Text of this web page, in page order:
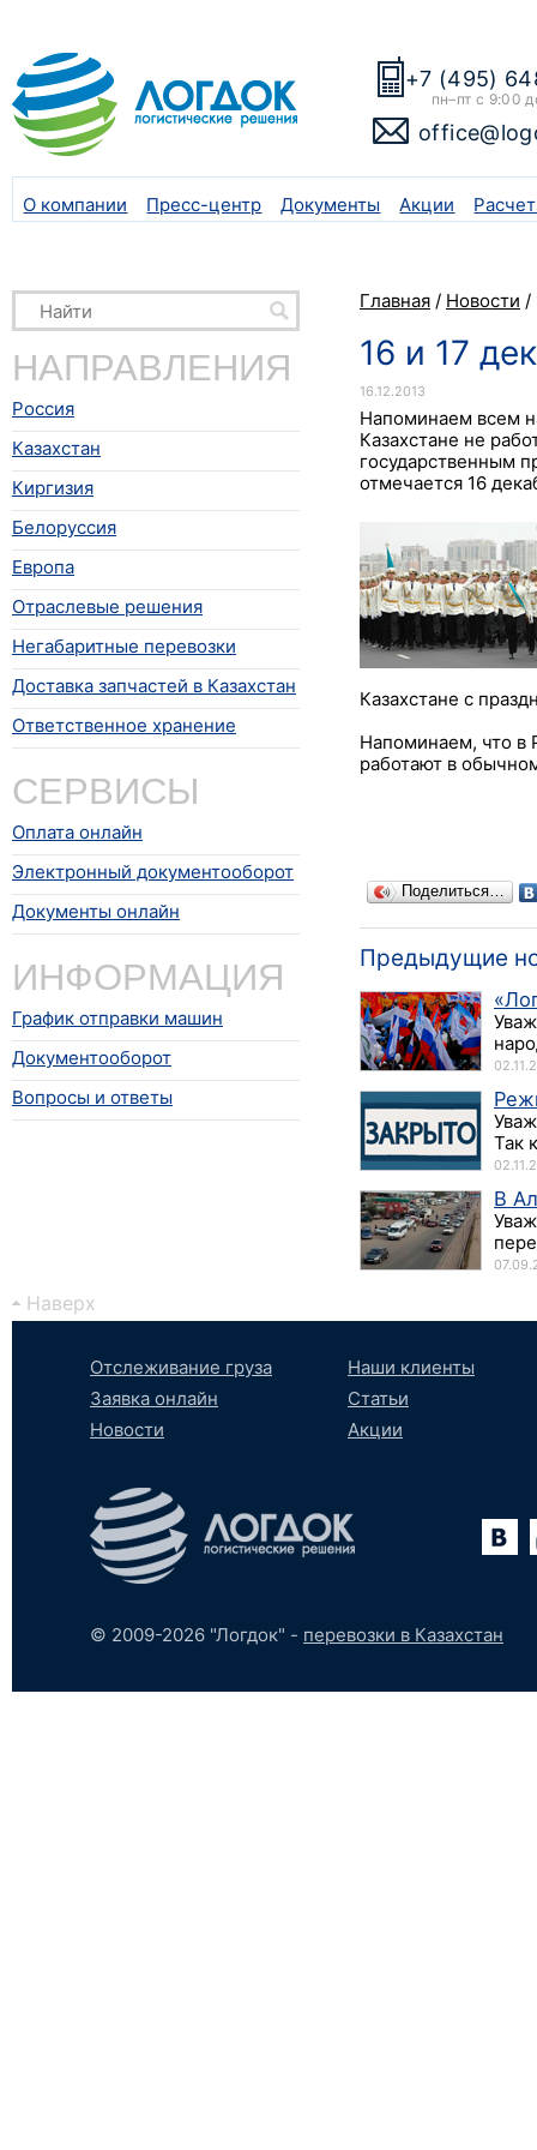
+7 (495)
пн–пт с 9:00
О компании Пресс-центр Документы Акции
НАПРАВЛЕНИЯ
Россия
Казахстан
Киргизия
Белоруссия
Европа
Отраслевые решения
Негабаритные перевозки
Доставка запчастей в Казахстан
Ответственное хранение
СЕРВИСЫ
Оплата онлайн
Электронный документооборот
Документы онлайн
ИНФОРМАЦИЯ
График отправки машин
Документооборот
Вопросы и ответы
Главная / Новости /
16 и 17
16.12.2013
Напоминаем всем
Казахстане не
государственным
отмечается 16
Казахстане с
Напоминаем, что в
работают в
Поделиться…
Предыдущие
Так
В
Наверх
Отслеживание груза
Заявка онлайн
Новости
Наши клиенты
Статьи
Акции
ВконтактеYouTubetumblr
SoundCloud
© 2009-2026 "Логдок" - перевозки в Казахстан